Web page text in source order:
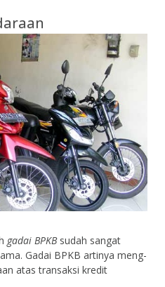
gadai BPKBsudah sangat
Gadai BPKB artinya meng-
atas transaksi kredit